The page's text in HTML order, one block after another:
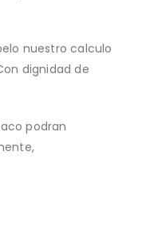
nuestro calculo
dignidad de
podran